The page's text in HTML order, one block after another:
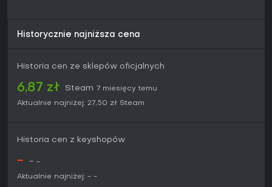
Historycznie najniższa cena
Historia cen ze sklepów oficjalnych
6,87 zł Steam 7 miesięcy temu
Aktualnie najniżej: 27,50 zł Steam
Historia cen z keyshopów
- - -
Aktualnie najniżej: - -